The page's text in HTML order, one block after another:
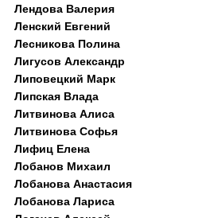
Лендова Валерия
Ленский Евгений
Лесникова Полина
Лигусов Александр
Липовецкий Марк
Липская Влада
Литвинова Алиса
Литвинова Софья
Лифиц Елена
Лобанов Михаил
Лобанова Анастасия
Лобанова Лариса